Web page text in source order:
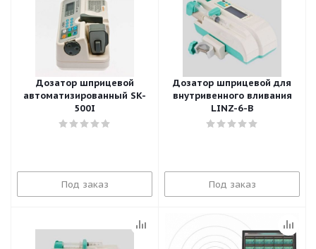
Дозатор шприцевой
автоматизированный SK-
500I
Под заказ
Дозатор шприцевой для
внутривенного вливания
LINZ-6-B
Под заказ